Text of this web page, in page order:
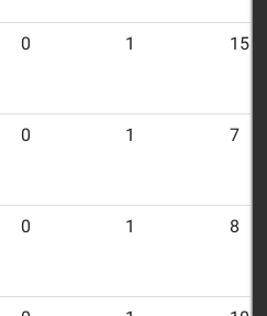
0 1 15
0 1 7
0 1 8